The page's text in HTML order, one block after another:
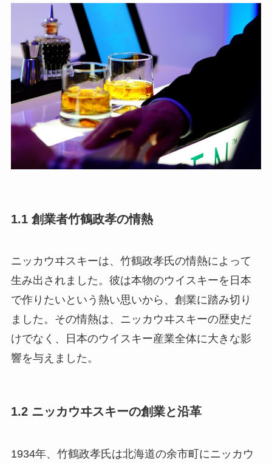
1.1 創業者竹鶴政孝の情熱
ニッカウヰスキーは、竹鶴政孝氏の情熱によって
生み出されました。彼は本物のウイスキーを日本
で作りたいという熱い思いから、創業に踏み切り
ました。その情熱は、ニッカウヰスキーの歴史だ
けでなく、日本のウイスキー産業全体に大きな影
響を与えました。
1.2 ニッカウヰスキーの創業と沿革
1934年、竹鶴政孝氏は北海道の余市町にニッカウ